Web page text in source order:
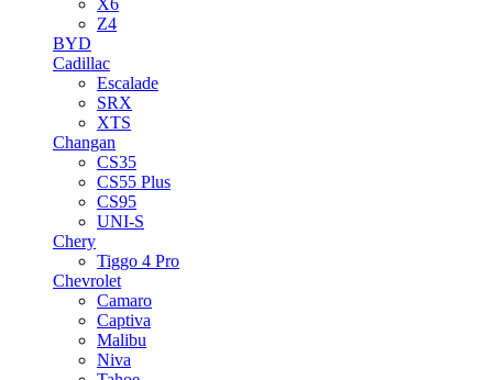
X6
Z4
BYD
Cadillac
Escalade
SRX
XTS
Changan
CS35
CS55 Plus
CS95
UNI-S
Chery
Tiggo 4 Pro
Chevrolet
Camaro
Captiva
Malibu
Niva